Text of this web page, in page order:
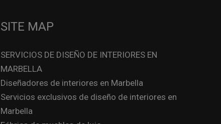
SITE MAP
SERVICIOS DE DISEÑO DE INTERIORES EN
MARBELLA
Diseñadores de interiores en Marbella
Servicios exclusivos de diseño de interiores en
Marbella